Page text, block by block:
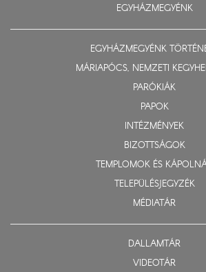
EGYHÁZMEGYÉNK
EGYHÁZMEGYÉNK
MÁRIAPÓCS, NEMZETI
PARÓKIÁK
PAPOK
INTÉZMÉNYEK
BIZOTTSÁGOK
TEMPLOMOK ÉS
TELEPÜLÉSJEGYZÉK
MÉDIATÁR
DALLAMTÁR
VIDEOTÁR